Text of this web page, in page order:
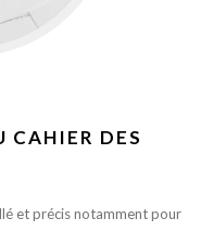
CAHIER DES
et précis notamment pour